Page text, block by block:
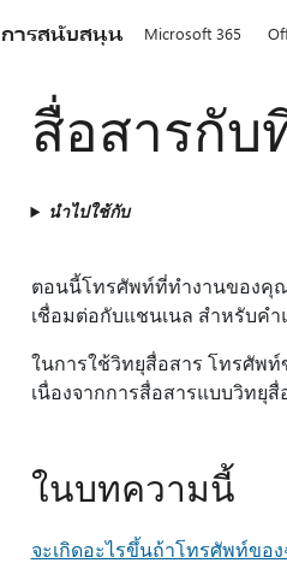
การสนับสนุน Microsoft 365
สื่อสารกั
นำไปใช้กับ
ตอนนี้โทรศัพท์ที่ทํางานของคุ
เชื่อมต่อกับแชนเนล สําหรับคํ
ในการใช้วิทยุสื่อสาร โทรศัพ
เนื่องจากการสื่อสารแบบวิทยุ
ในบทความนี้
จะเกิดอะไรขึ้นถ้าโทรศัพท์ขอ